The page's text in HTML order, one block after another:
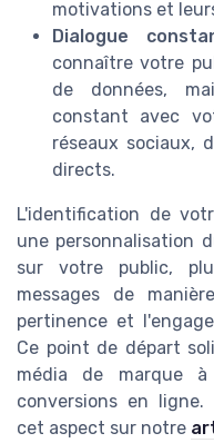
motivations et
Dialogue
connaître votre
de données,
constant avec
réseaux sociaux,
directs.
L'identification de
une personnalisation
sur votre public,
messages de
pertinence et
Ce point de départ
média de marque
conversions en ligne.
cet aspect sur notre